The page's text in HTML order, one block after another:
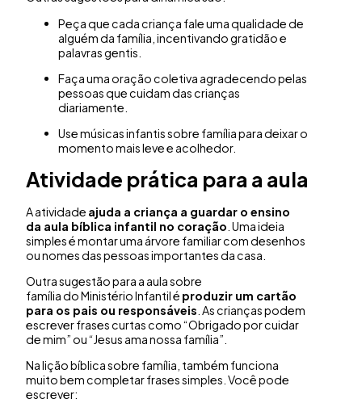
Peça que cada criança fale uma qualidade de
alguém da família, incentivando gratidão e
palavras gentis.
Faça uma oração coletiva agradecendo pelas
pessoas que cuidam das crianças
diariamente.
Use músicas infantis sobre família para deixar o
momento mais leve e acolhedor.
Atividade prática para a aula
A atividade ajuda a criança a guardar o ensino
da aula bíblica infantil no coração . Uma ideia
simples é montar uma árvore familiar com desenhos
ou nomes das pessoas importantes da casa.
Outra sugestão para a aula sobre
família do Ministério Infantil é produzir um cartão
para os pais ou responsáveis . As crianças podem
escrever frases curtas como “Obrigado por cuidar
de mim” ou “Jesus ama nossa família”.
Na lição bíblica sobre família, também funciona
muito bem completar frases simples. Você pode
escrever: